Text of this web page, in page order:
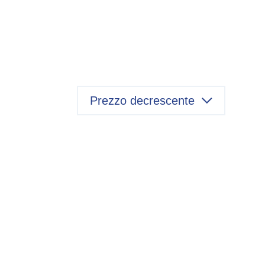
Prezzo decrescente